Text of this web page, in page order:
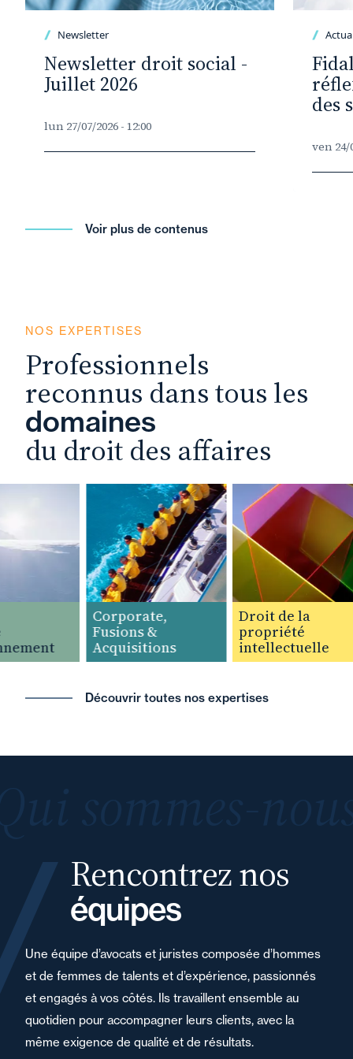
Newsletter
Newsletter droit social -
Juillet 2026
lun 27/07/2026 - 12:00
des
ven 24/
Voir plus de contenus
NOS EXPERTISES
Professionnels
reconnus dans tous les
domaines
du droit des affaires
Corporate,
Fusions &
Acquisitions
Droit de la
propriété
intellectuelle
Découvrir toutes nos expertises
Rencontrez nos
équipes
Une équipe d’avocats et juristes composée d’hommes
et de femmes de talents et d’expérience, passionnés
et engagés à vos côtés. Ils travaillent ensemble au
quotidien pour accompagner leurs clients, avec la
même exigence de qualité et de résultats.